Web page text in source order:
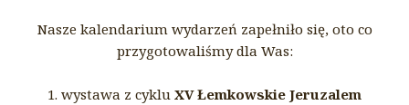
Nasze kalendarium wydarzeń zapełniło się, oto co
przygotowaliśmy dla Was:
1. wystawa z cyklu XV Łemkowskie Jeruzalem